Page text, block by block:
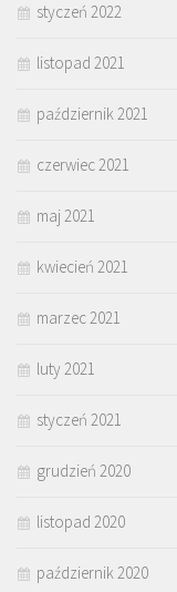
styczeń 2022
listopad 2021
październik 2021
czerwiec 2021
maj 2021
kwiecień 2021
marzec 2021
luty 2021
styczeń 2021
grudzień 2020
listopad 2020
październik 2020